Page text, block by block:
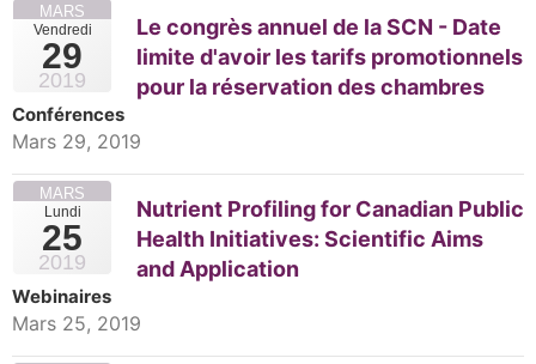
Vendredi
29
MARS
2019
Le congrès annuel de la SCN - Date
limite d'avoir les tarifs promotionnels
pour la réservation des chambres
Conférences
Mars 29, 2019
Lundi
25
MARS
2019
Nutrient Profiling for Canadian Public
Health Initiatives: Scientific Aims
and Application
Webinaires
Mars 25, 2019